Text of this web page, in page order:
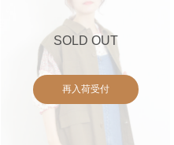
SOLD OUT
再入荷受付